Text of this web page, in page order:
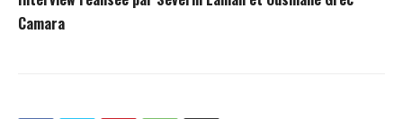
Camara